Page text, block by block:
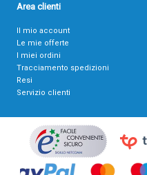
Area clienti
Il mio account
Le mie offerte
I miei ordini
Tracciamento spedizioni
Resi
Servizio clienti